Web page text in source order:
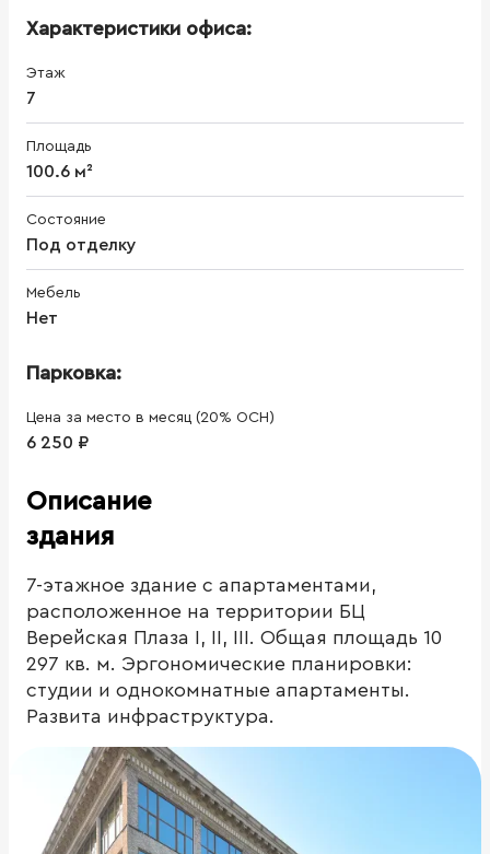
Характеристики офиса:
Этаж
7
Площадь
100.6 м²
Состояние
Под отделку
Мебель
Нет
Парковка:
Цена за место в месяц (20% ОСН)
6 250 ₽
Описание
здания
7-этажное здание с апартаментами,
расположенное на территории БЦ
Верейская Плаза I, II, III. Общая площадь 10
297 кв. м. Эргономические планировки:
студии и однокомнатные апартаменты.
Развита инфраструктура.